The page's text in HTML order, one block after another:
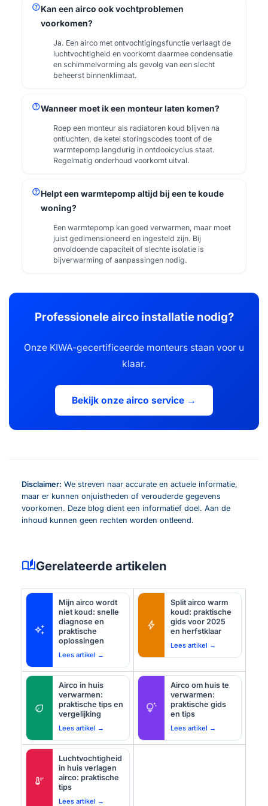
helpKan een airco ook vochtproblemen
voorkomen?
Ja. Een airco met ontvochtigingsfunctie verlaagt de
luchtvochtigheid en voorkomt daarmee condensatie
en schimmelvorming als gevolg van een slecht
beheerst binnenklimaat.
helpWanneer moet ik een monteur laten komen?
Roep een monteur als radiatoren koud blijven na
ontluchten, de ketel storingscodes toont of de
warmtepomp langdurig in ontdooicyclus staat.
Regelmatig onderhoud voorkomt uitval.
helpHelpt een warmtepomp altijd bij een te koude
woning?
Een warmtepomp kan goed verwarmen, maar moet
juist gedimensioneerd en ingesteld zijn. Bij
onvoldoende capaciteit of slechte isolatie is
bijverwarming of aanpassingen nodig.
Professionele airco installatie nodig?
Onze KIWA-gecertificeerde monteurs staan voor u
klaar.
Bekijk onze airco service →
Disclaimer: We streven naar accurate en actuele informatie,
maar er kunnen onjuistheden of verouderde gegevens
voorkomen. Deze blog dient een informatief doel. Aan de
inhoud kunnen geen rechten worden ontleend.
auto_storiesGerelateerde artikelen
auto_awesome
Mijn airco wordt
niet koud: snelle
diagnose en
praktische
oplossingen
Lees artikel →
bolt
Split airco warm
koud: praktische
gids voor 2025
en herfstklaar
Lees artikel →
eco
Airco in huis
verwarmen:
praktische tips en
vergelijking
Lees artikel →
tips_and_updates
Airco om huis te
verwarmen:
praktische gids
en tips
Lees artikel →
thermostat
Luchtvochtigheid
in huis verlagen
airco: praktische
tips
Lees artikel →